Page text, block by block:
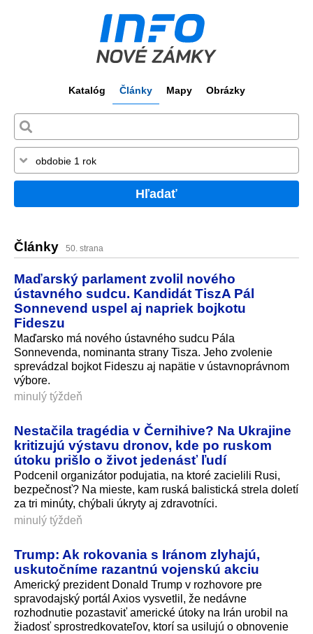
Katalóg Články Mapy Obrázky
Hľadať
Články 50. strana
Maďarský parlament zvolil nového
ústavného sudcu. Kandidát TiszA Pál
Sonnevend uspel aj napriek bojkotu
Fideszu
Maďarsko má nového ústavného sudcu Pála
Sonnevenda, nominanta strany Tisza. Jeho zvolenie
sprevádzal bojkot Fideszu aj napätie v ústavnoprávnom
výbore.
minulý týždeň
Nestačila tragédia v Černihive? Na Ukrajine
kritizujú výstavu dronov, kde po ruskom
útoku prišlo o život jedenásť ľudí
Podcenil organizátor podujatia, na ktoré zacielili Rusi,
bezpečnosť? Na mieste, kam ruská balistická strela doletí
za tri minúty, chýbali úkryty aj zdravotníci.
minulý týždeň
Trump: Ak rokovania s Iránom zlyhajú,
uskutočníme razantnú vojenskú akciu
Americký prezident Donald Trump v rozhovore pre
spravodajský portál Axios vysvetlil, že nedávne
rozhodnutie pozastaviť americké útoky na Irán urobil na
žiadosť sprostredkovateľov, ktorí sa usilujú o obnovenie